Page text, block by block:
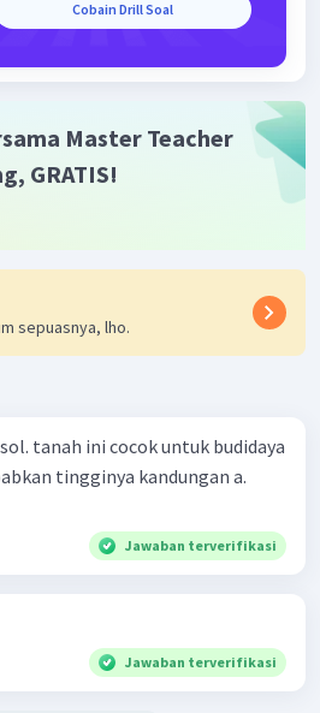
cuaca.Cobain Drill Soal
Master Teacher
GRATIS!
sepuasnya, lho.
tanah ini cocok untuk budidaya
tingginya kandungan a.
Jawaban terverifikasi
Jawaban terverifikasi